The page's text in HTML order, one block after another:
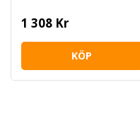
1 308 Kr
KÖP